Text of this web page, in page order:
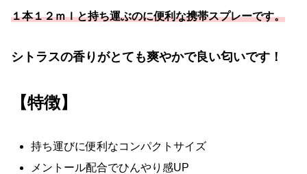
１本１２ｍｌと持ち運ぶのに便利な携帯スプレーです。
シトラスの香りがとても爽やかで良い匂いです！
【特徴】
持ち運びに便利なコンパクトサイズ
メントール配合でひんやり感UP